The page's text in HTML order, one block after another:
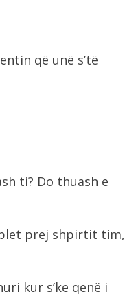
që unë s’të
ti? Do thuash e
prej shpirtit tim,
kur s’ke qenë i